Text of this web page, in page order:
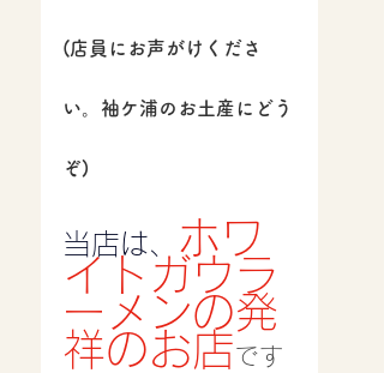
(店員にお声がけくださ
い。袖ケ浦のお土産にどう
ぞ)
当店は、
ホワ
イトガウラ
ーメンの発
祥のお店です